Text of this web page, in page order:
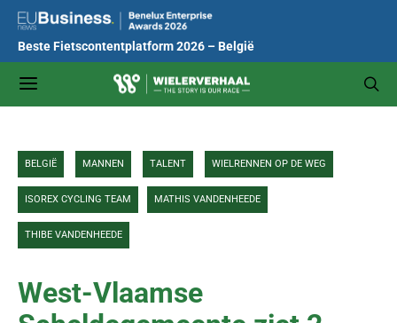
Beste Fietscontentplatform 2026 – België
BELGIË MANNEN TALENT WIELRENNEN OP DE WEG
ISOREX CYCLING TEAM MATHIS VANDENHEEDE
THIBE VANDENHEEDE
West-Vlaamse